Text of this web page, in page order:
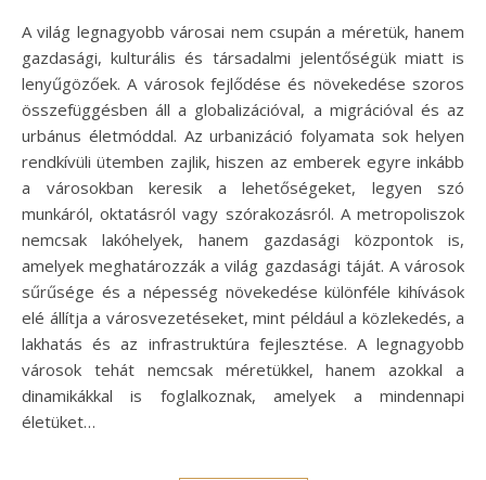
A világ legnagyobb városai nem csupán a méretük, hanem
gazdasági, kulturális és társadalmi jelentőségük miatt is
lenyűgözőek. A városok fejlődése és növekedése szoros
összefüggésben áll a globalizációval, a migrációval és az
urbánus életmóddal. Az urbanizáció folyamata sok helyen
rendkívüli ütemben zajlik, hiszen az emberek egyre inkább
a városokban keresik a lehetőségeket, legyen szó
munkáról, oktatásról vagy szórakozásról. A metropoliszok
nemcsak lakóhelyek, hanem gazdasági központok is,
amelyek meghatározzák a világ gazdasági táját. A városok
sűrűsége és a népesség növekedése különféle kihívások
elé állítja a városvezetéseket, mint például a közlekedés, a
lakhatás és az infrastruktúra fejlesztése. A legnagyobb
városok tehát nemcsak méretükkel, hanem azokkal a
dinamikákkal is foglalkoznak, amelyek a mindennapi
életüket…